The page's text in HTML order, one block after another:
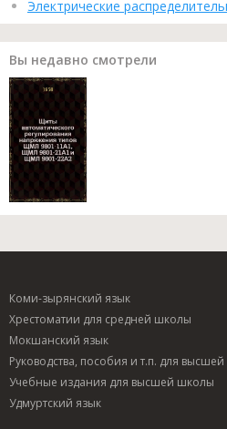
Электрические
Вы недавно смотрели
Коми-зырянский язык
Хрестоматии для средней школы
Мокшанский язык
Руководства, пособия и т.п. для
Учебные издания для высшей школы
Удмуртский язык